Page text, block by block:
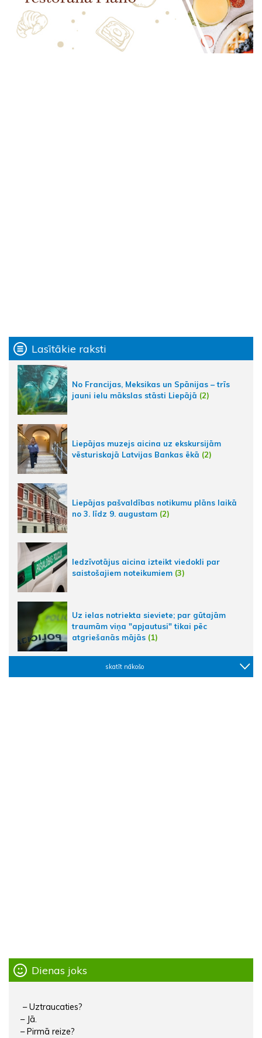
Lasītākie raksti
No Francijas, Meksikas un Spānijas – trīs
jauni ielu mākslas stāsti Liepājā (2)
Liepājas muzejs aicina uz ekskursijām
vēsturiskajā Latvijas Bankas ēkā (2)
Liepājas pašvaldības notikumu plāns laikā
no 3. līdz 9. augustam (2)
Iedzīvotājus aicina izteikt viedokli par
saistošajiem noteikumiem (3)
Uz ielas notriekta sieviete; par gūtajām
traumām viņa "apjautusi" tikai pēc
atgriešanās mājās (1)
skatīt nākošo
Dienas joks
– Uztraucaties?
– Jā.
– Pirmā reize?